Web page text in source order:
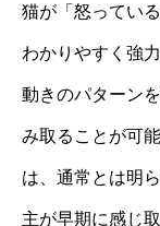
猫が「怒ってい
わかりやすく強
動きのパターン
み取ることが可
は、通常とは明
主が早期に感じ